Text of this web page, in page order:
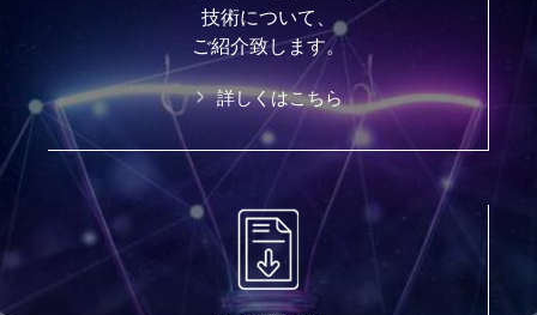
技術について、
ご紹介致します。
詳しくはこちら